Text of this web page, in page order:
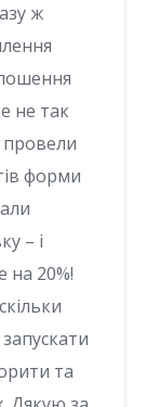
ж
не так
провели
форми
– і
на 20%!
та